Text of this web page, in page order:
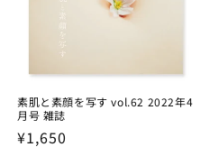
素肌と素顔を写す vol.62 2022年4
月号 雑誌
Regular
¥1,650